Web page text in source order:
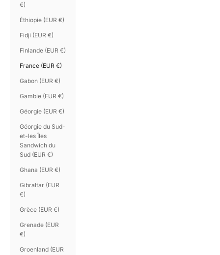
€)
Éthiopie (EUR €)
Fidji (EUR €)
Finlande (EUR €)
France (EUR €)
Gabon (EUR €)
Gambie (EUR €)
Géorgie (EUR €)
Géorgie du Sud-
et-les Îles
Sandwich du
Sud (EUR €)
Ghana (EUR €)
Gibraltar (EUR
€)
Grèce (EUR €)
Grenade (EUR
€)
Groenland (EUR